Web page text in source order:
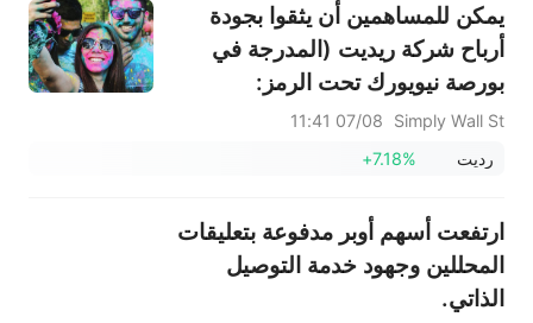
يمكن للمساهمين أن يثقوا بجودة
أرباح شركة ريديت (المدرجة في
بورصة نيويورك تحت الرمز:
RDDT).
Simply Wall St
07/08 11:41
رديت
+7.18%
ارتفعت أسهم أوبر مدفوعة بتعليقات
المحللين وجهود خدمة التوصيل
الذاتي.